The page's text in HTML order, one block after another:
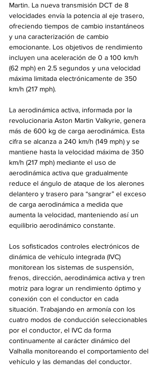
Martin. La nueva transmisión DCT de 8
velocidades envía la potencia al eje trasero,
ofreciendo tiempos de cambio instantáneos
y una caracterización de cambio
emocionante. Los objetivos de rendimiento
incluyen una aceleración de 0 a 100 km/h
(62 mph) en 2.5 segundos y una velocidad
máxima limitada electrónicamente de 350
km/h (217 mph).
La aerodinámica activa, informada por la
revolucionaria Aston Martin Valkyrie, genera
más de 600 kg de carga aerodinámica. Esta
cifra se alcanza a 240 km/h (149 mph) y se
mantiene hasta la velocidad máxima de 350
km/h (217 mph) mediante el uso de
aerodinámica activa que gradualmente
reduce el ángulo de ataque de los alerones
delantero y trasero para “sangrar” el exceso
de carga aerodinámica a medida que
aumenta la velocidad, manteniendo así un
equilibrio aerodinámico constante.
Los sofisticados controles electrónicos de
dinámica de vehículo integrada (IVC)
monitorean los sistemas de suspensión,
frenos, dirección, aerodinámica activa y tren
motriz para lograr un rendimiento óptimo y
conexión con el conductor en cada
situación. Trabajando en armonía con los
cuatro modos de conducción seleccionables
por el conductor, el IVC da forma
continuamente al carácter dinámico del
Valhalla monitoreando el comportamiento del
vehículo y las demandas del conductor.